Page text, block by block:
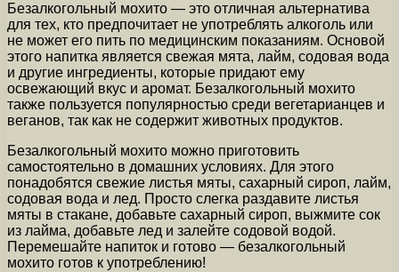
Безалкогольный мохито — это отличная альтернатива
для тех, кто предпочитает не употреблять алкоголь или
не может его пить по медицинским показаниям. Основой
этого напитка является свежая мята, лайм, содовая вода
и другие ингредиенты, которые придают ему
освежающий вкус и аромат. Безалкогольный мохито
также пользуется популярностью среди вегетарианцев и
веганов, так как не содержит животных продуктов.
Безалкогольный мохито можно приготовить
самостоятельно в домашних условиях. Для этого
понадобятся свежие листья мяты, сахарный сироп, лайм,
содовая вода и лед. Просто слегка раздавите листья
мяты в стакане, добавьте сахарный сироп, выжмите сок
из лайма, добавьте лед и залейте содовой водой.
Перемешайте напиток и готово — безалкогольный
мохито готов к употреблению!